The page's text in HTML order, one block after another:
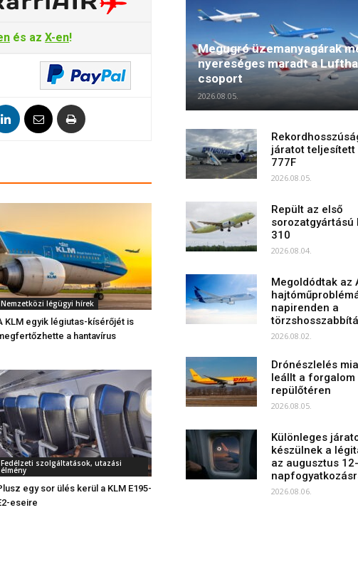
és az X-en!
Nemzetközi légügyi hírek
KLM egyik légiutas-kísérőjét is
a hantavírus
Fedélzeti szolgáltatások, utazási
élmény
egy sor ülés kerül a KLM E195-
eseire
Megugró üzemanyagárak
nyereséges maradt a
csoport
2026.08.05.
járatot teljesített
777F
2026.08.05.
Repült az első
sorozatgyártású
310
2026.08.04.
Megoldódtak az
napirenden a
2026.08.02.
Drónészlelés
leállt a forgalom
repülőtéren
2026.08.05.
Különleges
készülnek a
az augusztus
2026.08.06.